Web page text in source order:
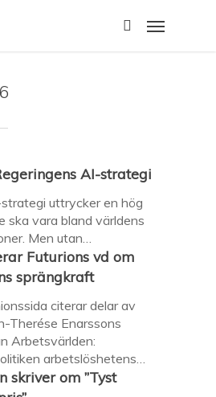
search
Menu
AI-strategi
uttrycker en hög
ska vara bland världens
Men utan…
Futurions vd om
sprängkraft
citerar delar av
Therése Enarssons
Arbetsvärlden:
arbetslöshetens…
skriver om ”Tyst